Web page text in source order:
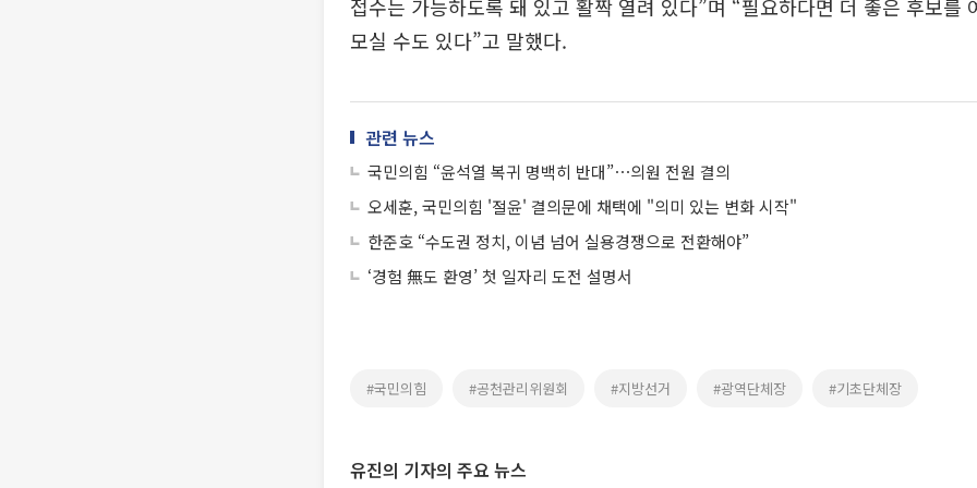
접수는 가능하도록 돼 있고 활짝 열려 있다”며 “필요하다면 더 좋은 후보를
모실 수도 있다”고 말했다.
관련 뉴스
국민의힘 “윤석열 복귀 명백히 반대”⋯의원 전원 결의
오세훈, 국민의힘 '절윤' 결의문에 채택에 "의미 있는 변화 시작"
한준호 “수도권 정치, 이념 넘어 실용경쟁으로 전환해야”
‘경험 無도 환영’ 첫 일자리 도전 설명서
#국민의힘 #공천관리위원회 #지방선거 #광역단체장 #기초단체장
유진의 기자의 주요 뉴스